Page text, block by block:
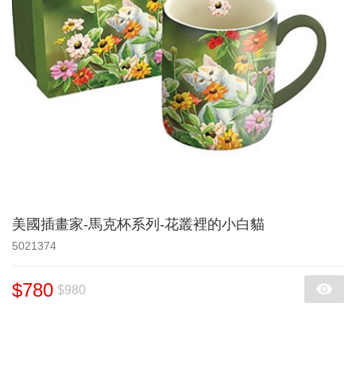
美國插畫家-馬克杯系列-花叢裡的小白貓
5021374
$780 $980